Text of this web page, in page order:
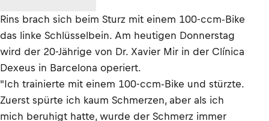
Rins brach sich beim Sturz mit einem 100-ccm-Bike
das linke Schlüsselbein. Am heutigen Donnerstag
wird der 20-Jährige von Dr. Xavier Mir in der Clínica
Dexeus in Barcelona operiert.
"Ich trainierte mit einem 100-ccm-Bike und stürzte.
Zuerst spürte ich kaum Schmerzen, aber als ich
mich beruhigt hatte, wurde der Schmerz immer